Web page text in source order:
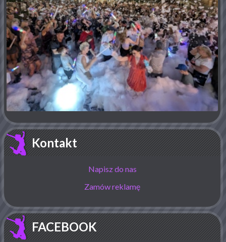
Kontakt
Napisz do nas
Zamów reklamę
FACEBOOK